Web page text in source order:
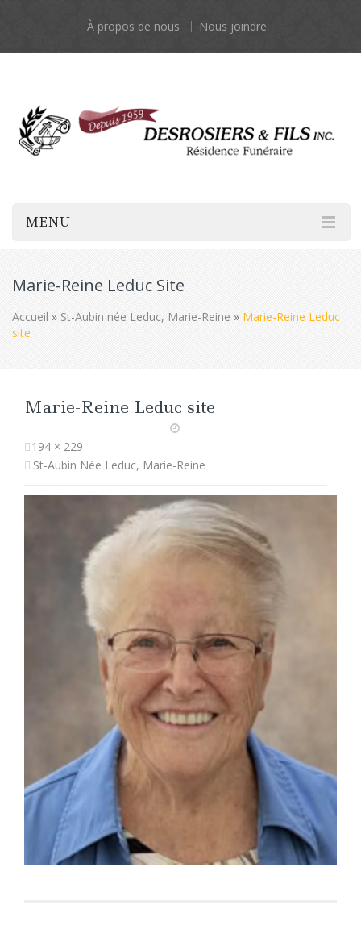
À propos de nous Nous joindre
MENU
Marie-Reine Leduc Site
Accueil » St-Aubin née Leduc, Marie-Reine » Marie-Reine Leduc
site
Marie-Reine Leduc site
194 × 229
St-Aubin Née Leduc, Marie-Reine